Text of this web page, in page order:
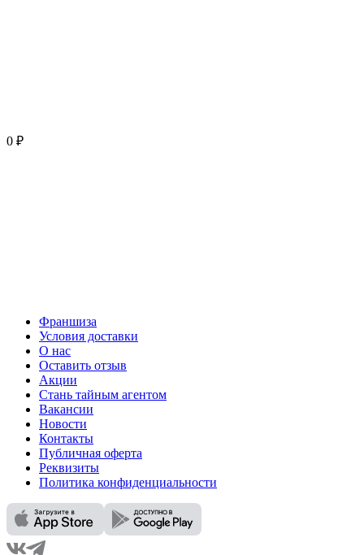
0 ₽
Франшиза
Условия доставки
О нас
Оставить отзыв
Акции
Стань тайным агентом
Вакансии
Новости
Контакты
Публичная оферта
Реквизиты
Политика конфиденциальности